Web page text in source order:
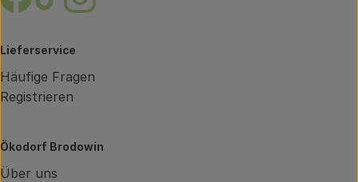
Lieferservice
Häufige Fragen
Registrieren
Ökodorf Brodowin
Über uns